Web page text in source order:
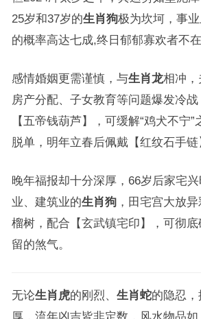
25岁和37岁的生肖狗极为坎坷，事
的概率高达七成,终日郁郁寡欢者不在
感情婚姻更需谨慎，与生肖龙相冲，
房产分配、子女教育等问题爆发冷
【五帝钱葫芦】，可缓解“鸡犬不宁
脱单，明年立春后佩戴【红纹石手链
晚年福报却十分深厚，66岁后家宅
业、建筑业的生肖狗，田宅宫大放
榴树，配合【玄武镇宅印】，可彻底
留的煞气。
无论生肖虎的刚烈、 生肖蛇的隐忍，
厚，流年凶吉皆非定数，风水物品